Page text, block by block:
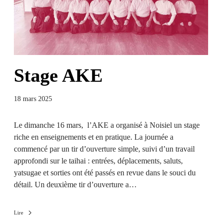
Stage AKE
18 mars 2025
Le dimanche 16 mars, l’AKE a organisé à Noisiel un stage
riche en enseignements et en pratique. La journée a
commencé par un tir d’ouverture simple, suivi d’un travail
approfondi sur le taihai : entrées, déplacements, saluts,
yatsugae et sorties ont été passés en revue dans le souci du
détail. Un deuxième tir d’ouverture a…
Lire